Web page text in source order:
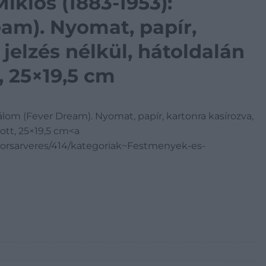
Nyomat, papír,
nélkül, hátoldalán
cm
(Fever Dream). Nyomat, papír, kartonra kasírozva,
25×19,5 cm<a
414/kategoriak~Festmenyek-es-